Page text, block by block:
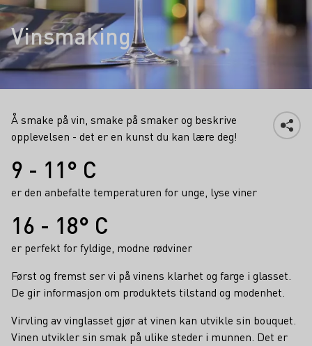
Vinsmaking
Å smake på vin, smake på smaker og beskrive
opplevelsen - det er en kunst du kan lære deg!
Fakta
9 - 11° C
er den anbefalte temperaturen for unge, lyse viner
16 - 18° C
er perfekt for fyldige, modne rødviner
Først og fremst ser vi på vinens klarhet og farge i glasset.
De gir informasjon om produktets tilstand og modenhet.
Virvling av vinglasset gjør at vinen kan utvikle sin bouquet.
Vinen utvikler sin smak på ulike steder i munnen. Det er